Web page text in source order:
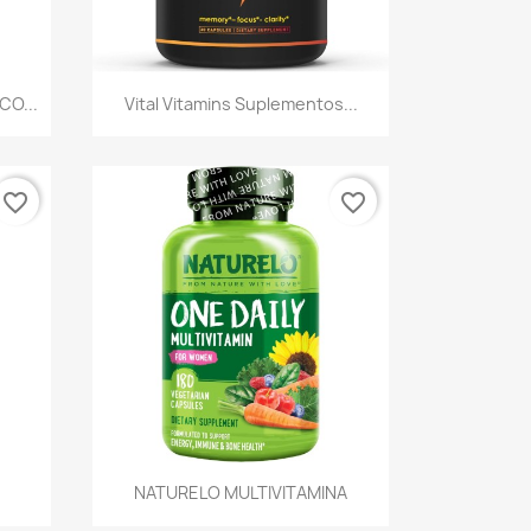
Vista rápida
Vital Vitamins Suplementos...
favorite_border
Vista rápida
NATURELO MULTIVITAMINA
favorite_border